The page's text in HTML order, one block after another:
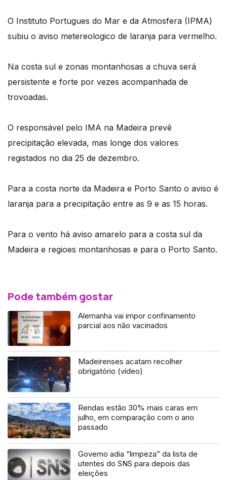
O Instituto Portugues do Mar e da Atmosfera (IPMA)
subiu o aviso metereologico de laranja para vermelho.
Na costa sul e zonas montanhosas a chuva será
persistente e forte por vezes acompanhada de
trovoadas.
O responsável pelo IMA na Madeira prevê
precipitação elevada, mas longe dos valores
registados no dia 25 de dezembro.
Para a costa norte da Madeira e Porto Santo o aviso é
laranja para a precipitação entre as 9 e as 15 horas.
Para o vento há aviso amarelo para a costa sul da
Madeira e regioes montanhosas e para o Porto Santo.
Pode também gostar
Alemanha vai impor confinamento
parcial aos não vacinados
Madeirenses acatam recolher
obrigatório (vídeo)
Rendas estão 30% mais caras em
julho, em comparação com o ano
passado
Governo adia “limpeza” da lista de
utentes do SNS para depois das
eleições